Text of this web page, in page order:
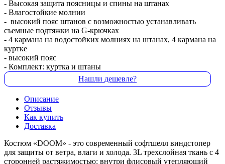
- Высокая защита поясницы и спины на штанах
- Влагостойкие молнии
- высокий пояс штанов с возможностью устанавливать
съемные подтяжки на G-крючках
- 4 кармана на водостойких молниях на штанах, 4 кармана на
куртке
- высокий пояс
- Комплект: куртка и штаны
Нашли дешевле?
Описание
Отзывы
Как купить
Доставка
Костюм «DOOM» - это современный софтшелл виндстопер
для защиты от ветра, влаги и холода. 3L трехслойная ткань с 4
сторонней растяжимостью: внутри флисовый утепляющий